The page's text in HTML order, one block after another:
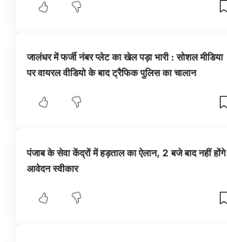
जालंधर में फर्जी नंबर प्लेट का खेल पड़ा भारी : सोशल मीडिया
पर वायरल वीडियो के बाद ट्रैफिक पुलिस का चालान
पंजाब के सेवा केंद्रों में हड़ताल का ऐलान, 2 बजे बाद नहीं होंगे
आवेदन स्वीकार